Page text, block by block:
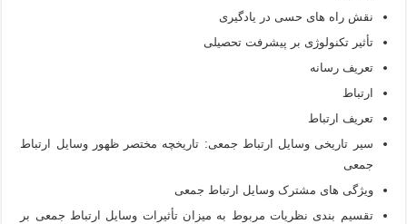
نقش راه های حسی در یادگیری
تأثیر تکنولوژی بر پیشرفت تحصیلی
تعریف رسانه
ارتباط
تعریف ارتباط
سیر تاریخی وسایل ارتباط جمعی: تاریخچه مختصر ظهور وسایل ارتباط
جمعی
ویژگی های مشترک وسایل ارتباط جمعی
تقسیم بندی نظریات مربوط به میزان تأثیرات وسایل ارتباط جمعی بر